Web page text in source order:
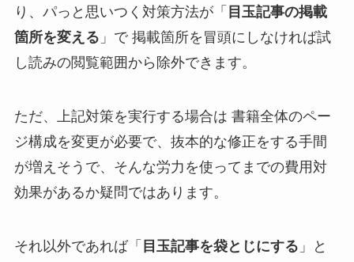
り、パっと思いつく対策方法が「 目玉記事の掲載
箇所を変える 」で 掲載箇所を冒頭にしなければ試
し読みの閲覧範囲から除外できます。
ただ、上記対策を実行する場合は 書籍全体のペー
ジ構成を変更が必要で、抜本的な修正をする手間
が増えそうで、そんな労力を使ってまでの費用対
効果があるか疑問ではあります。
それ以外であれば「 目玉記事を袋とじにする 」と